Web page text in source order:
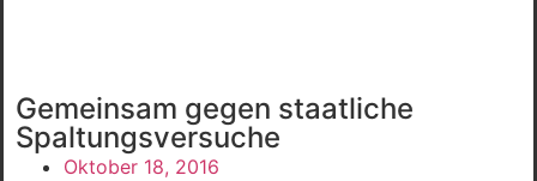
Gemeinsam gegen staatliche
Spaltungsversuche
Oktober 18, 2016